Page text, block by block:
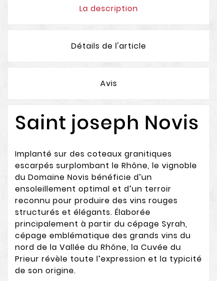
La description
Détails de l'article
Avis
Saint joseph Novis
Implanté sur des coteaux granitiques
escarpés surplombant le Rhône, le vignoble
du Domaine Novis bénéficie d’un
ensoleillement optimal et d’un terroir
reconnu pour produire des vins rouges
structurés et élégants. Élaborée
principalement à partir du cépage Syrah,
cépage emblématique des grands vins du
nord de la Vallée du Rhône, la Cuvée du
Prieur révèle toute l’expression et la typicité
de son origine.